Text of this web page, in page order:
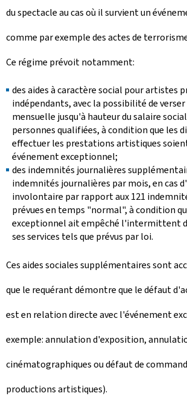
du spectacle au cas où il survient un
comme par exemple des actes de
Ce régime prévoit notamment:
des aides à caractère social pour artistes
indépendants, avec la possibilité de verser
mensuelle jusqu'à hauteur du salaire
personnes qualifiées, à condition que les
effectuer les prestations artistiques
événement exceptionnel;
des indemnités journalières
indemnités journalières par mois, en cas
involontaire par rapport aux 121
prévues en temps "normal", à condition
exceptionnel ait empêché l'intermittent
ses services tels que prévus par loi.
Ces aides sociales supplémentaires sont
que le requérant démontre que le défaut
est en relation directe avec l'événement
exemple: annulation d'exposition,
cinématographiques ou défaut de
productions artistiques).